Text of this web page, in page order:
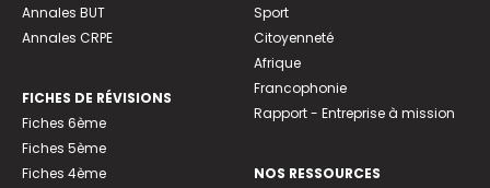
Annales BUT
Annales CRPE
FICHES DE RÉVISIONS
Fiches 6ème
Fiches 5ème
Fiches 4ème
Sport
Citoyenneté
Afrique
Francophonie
Rapport - Entreprise à mission
NOS RESSOURCES